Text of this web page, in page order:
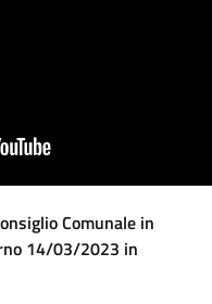
Comunale in
14/03/2023 in